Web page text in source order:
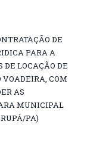
DE
PARA A
DE LOCAÇÃO DE
COM
AS
MUNICIPAL
PA)